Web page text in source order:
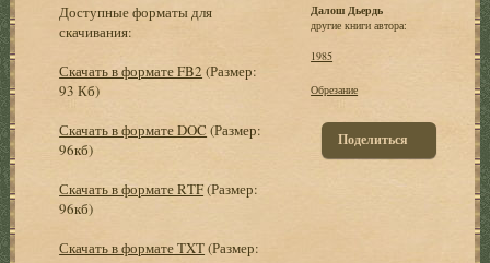
Доступные форматы для
скачивания:
Скачать в формате FB2 (Размер:
93 Кб)
Скачать в формате DOC (Размер:
96кб)
Скачать в формате RTF(Размер:
96кб)
Скачать в формате TXT(Размер:
Далош Дьердь
другие книги автора:
1985
Обрезание
Поделиться